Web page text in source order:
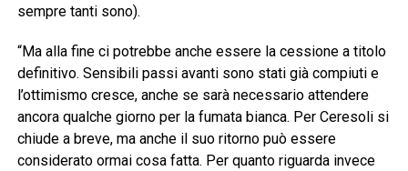
sempre tanti sono).
“Ma alla fine ci potrebbe anche essere la cessione a titolo
definitivo. Sensibili passi avanti sono stati già compiuti e
l’ottimismo cresce, anche se sarà necessario attendere
ancora qualche giorno per la fumata bianca. Per Ceresoli si
chiude a breve, ma anche il suo ritorno può essere
considerato ormai cosa fatta. Per quanto riguarda invece